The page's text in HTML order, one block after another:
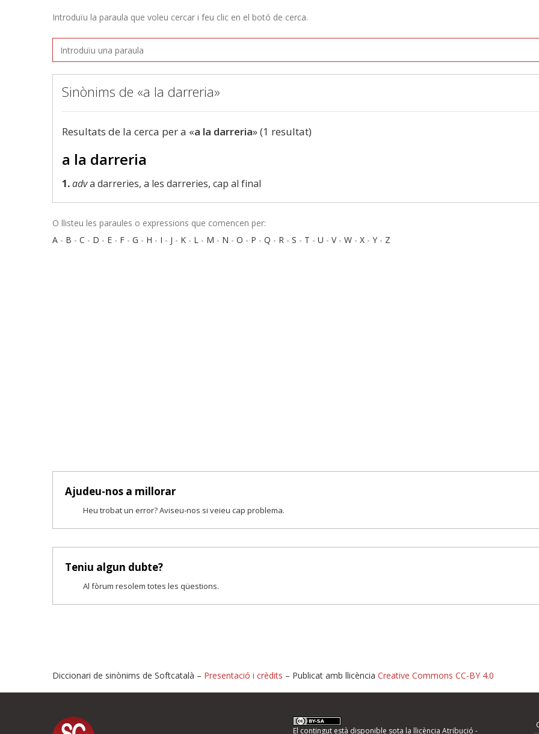
Introduïu la paraula que voleu cercar i feu clic en el botó de cerca.
Sinònims de «a la darreria»
Resultats de la cerca per a «a la darreria» (1 resultat)
a la darreria
1.adva darreries, a les darreries, cap al final
O llisteu les paraules o expressions que comencen per:
A - B - C - D - E - F - G - H - I - J - K - L - M - N - O - P - Q - R - S - T - U - V- W - X - Y - Z
Ajudeu-nos a millorar
Heu trobat un error? Aviseu-nos si veieu cap problema.
Teniu algun dubte?
Al fòrum resolem totes les qüestions.
Proposeu-nos millores o informeu d'errors
Diccionari de sinònims de Softcatalà – Presentació i crèdits – Publicat amb llicència Creative Commons CC-BY 4.0
El contingut està disponible sota la llicència Atribució -